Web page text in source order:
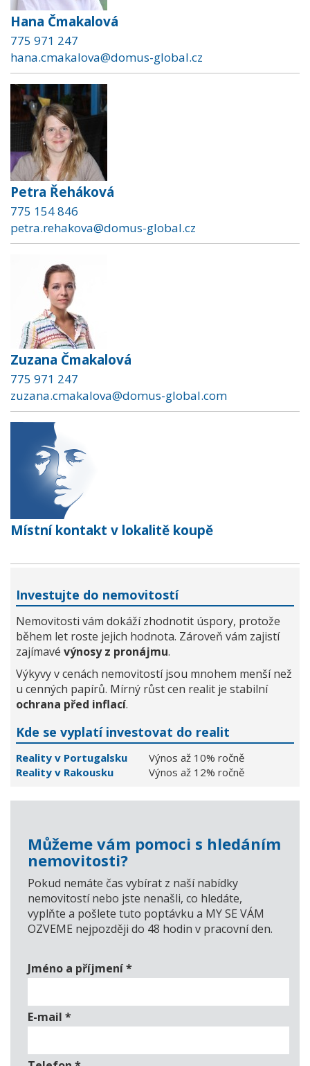
Hana Čmakalová
775 971 247
hana.cmakalova@domus-global.cz
Petra Řeháková
775 154 846
petra.rehakova@domus-global.cz
Zuzana Čmakalová
775 971 247
zuzana.cmakalova@domus-global.com
Místní kontakt v lokalitě koupě
Investujte do nemovitostí
Nemovitosti vám dokáží zhodnotit úspory, protože
během let roste jejich hodnota. Zároveň vám zajistí
zajímavé výnosy z pronájmu.
Výkyvy v cenách nemovitostí jsou mnohem menší než
u cenných papírů. Mírný růst cen realit je stabilní
ochrana před inflací.
Kde se vyplatí investovat do realit
Reality v Portugalsku
Výnos až 10% ročně
Reality v Rakousku
Výnos až 12% ročně
Můžeme vám pomoci s hledáním
nemovitosti?
Pokud nemáte čas vybírat z naší nabídky
nemovitostí nebo jste nenašli, co hledáte,
vyplňte a pošlete tuto poptávku a MY SE VÁM
OZVEME nejpozději do 48 hodin v pracovní den.
Jméno a příjmení*
E-mail *